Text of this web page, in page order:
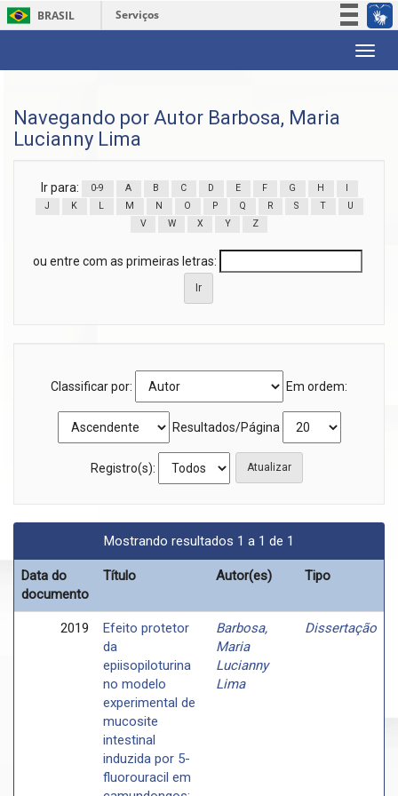
BRASIL
Serviços
Acesso à informação
Canais
Navegando por Autor Barbosa, Maria
Lucianny Lima
Ir para: 0-9 A B C D E F G H
J
K L M N O P Q R S T
U
V
W X Y Z
ou entre com as primeiras letras:
Classificar por: Em ordem:
Resultados/Página
Registro(s):
Mostrando resultados 1 a 1 de 1
Data do
documento
Título Autor(es) Tipo
2019
Efeito protetor
da
epiisopiloturina
no modelo
experimental de
mucosite
intestinal
induzida por 5-
fluorouracil em
Barbosa,
Maria
Lucianny
Lima
Dissertação